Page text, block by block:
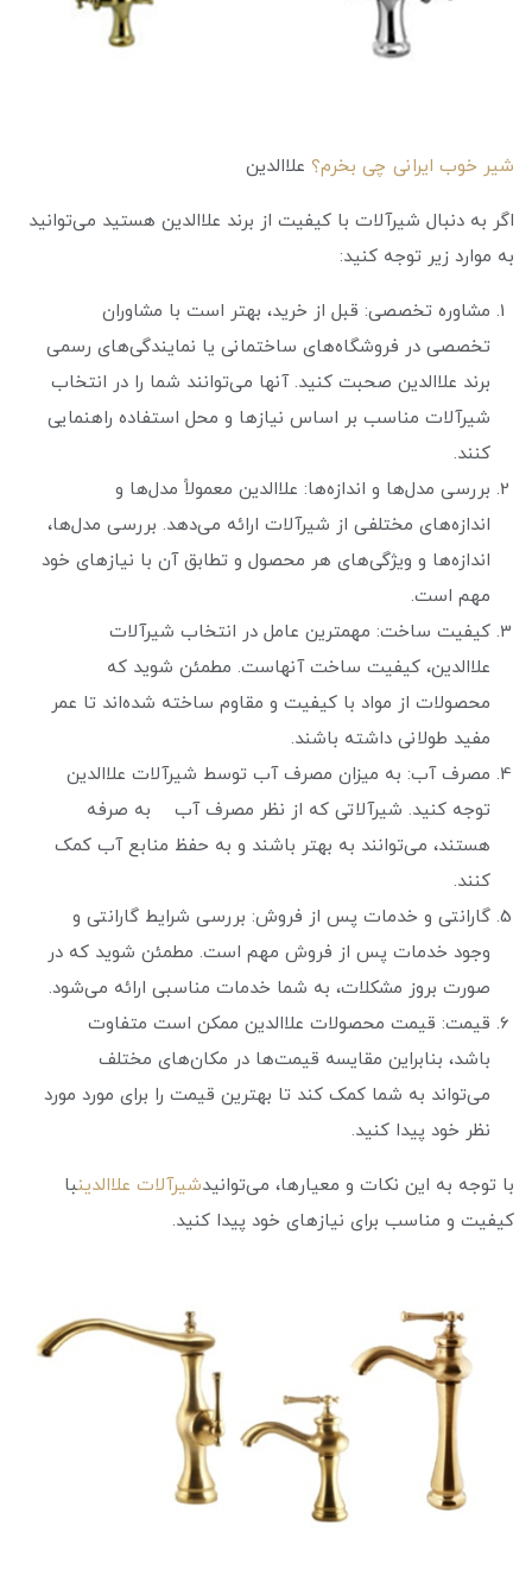
شیر خوب ایرانی چی بخرم؟ علاالدین
اگر به دنبال شیرآلات با کیفیت از برند علاالدین هستید می‌توانید
به موارد زیر توجه کنید:
مشاوره تخصصی: قبل از خرید، بهتر است با مشاوران
تخصصی در فروشگاه‌های ساختمانی یا نمایندگی‌های رسمی
برند علاالدین صحبت کنید. آنها می‌توانند شما را در انتخاب
شیرآلات مناسب بر اساس نیازها و محل استفاده راهنمایی
کنند.
بررسی مدل‌ها و اندازه‌ها: علاالدین معمولاً مدل‌ها و
اندازه‌های مختلفی از شیرآلات ارائه می‌دهد. بررسی مدل‌ها،
اندازه‌ها و ویژگی‌های هر محصول و تطابق آن با نیازهای خود
مهم است.
کیفیت ساخت: مهمترین عامل در انتخاب شیرآلات
علاالدین، کیفیت ساخت آنهاست. مطمئن شوید که
محصولات از مواد با کیفیت و مقاوم ساخته شده‌اند تا عمر
مفید طولانی داشته باشند.
مصرف آب: به میزان مصرف آب توسط شیرآلات علاالدین
توجه کنید. شیرآلاتی که از نظر مصرف آب به صرفه
هستند، می‌توانند به بهتر باشند و به حفظ منابع آب کمک
کنند.
گارانتی و خدمات پس از فروش: بررسی شرایط گارانتی و
وجود خدمات پس از فروش مهم است. مطمئن شوید که در
صورت بروز مشکلات، به شما خدمات مناسبی ارائه می‌شود.
قیمت: قیمت محصولات علاالدین ممکن است متفاوت
باشد، بنابراین مقایسه قیمت‌ها در مکان‌های مختلف
می‌تواند به شما کمک کند تا بهترین قیمت را برای مورد مورد
نظر خود پیدا کنید.
با توجه به این نکات و معیارها، می‌توانیدشیرآلات علاالدینبا
کیفیت و مناسب برای نیازهای خود پیدا کنید.